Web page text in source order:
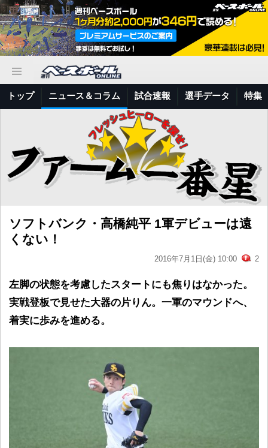
トップ ニュース＆コラム 試合速報 選手データ 特集
ソフトバンク・高橋純平 1軍デビューは遠
くない！
2016年7月1日(金) 10:00 2
左脚の状態を考慮したスタートにも焦りはなかった。
実戦登板で見せた大器の片りん。一軍のマウンドへ、
着実に歩みを進める。